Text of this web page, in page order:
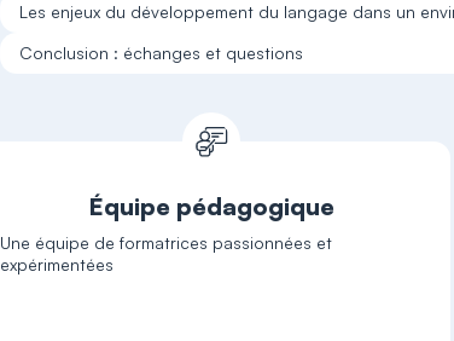
Les enjeux du développement du langage dans un
Conclusion : échanges et questions
Équipe pédagogique
Une équipe de formatrices passionnées et
expérimentées